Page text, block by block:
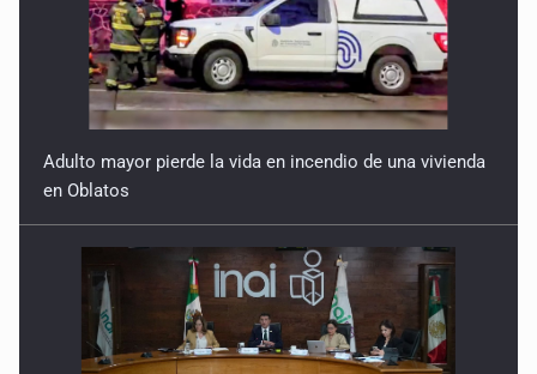
Adulto mayor pierde la vida en incendio de una vivienda
en Oblatos